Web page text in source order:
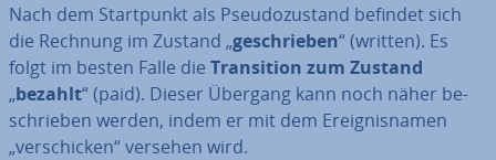
Nach dem Start­punkt als Pseu­do­zu­stand befindet sich
die Rechnung im Zustand „ge­schrie­ben“ (written). Es
folgt im besten Falle die Tran­si­ti­on zum Zustand
„bezahlt“ (paid). Dieser Übergang kann noch näher be­
schrie­ben werden, indem er mit dem Er­eig­nis­na­men
„ver­schi­cken“ versehen wird.